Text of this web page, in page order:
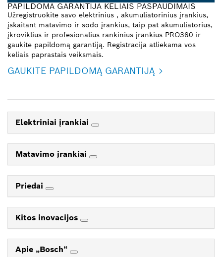
PAPILDOMA GARANTIJA KELIAIS PASPAUDIMAIS
Užregistruokite savo elektrinius , akumuliatorinius įrankius,
įskaitant matavimo ir sodo įrankius, taip pat akumuliatorius,
įkroviklius ir profesionalius rankinius įrankius PRO360 ir
gaukite papildomą garantiją. Registracija atliekama vos
keliais paprastais veiksmais.
GAUKITE PAPILDOMĄ GARANTIJĄ
Elektriniai įrankiai
Matavimo įrankiai
Priedai
Kitos inovacijos
Apie „Bosch“